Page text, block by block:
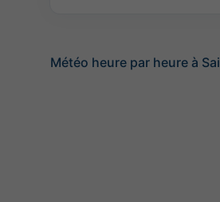
Météo heure par heure à